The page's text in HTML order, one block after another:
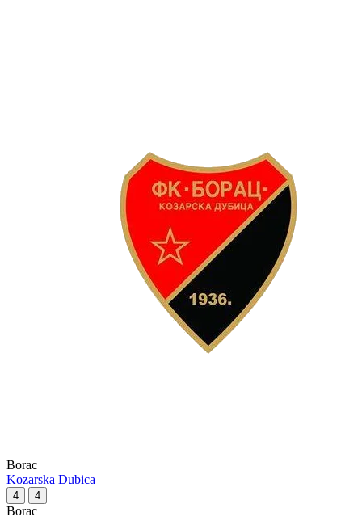
Borac
Kozarska Dubica
4 4
Borac